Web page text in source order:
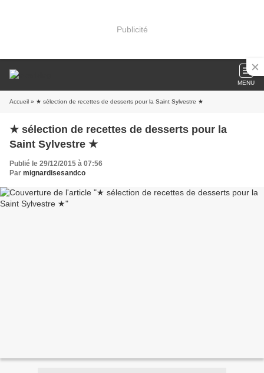
Publicité
MENU
Accueil » ★ sélection de recettes de desserts pour la Saint Sylvestre ★
★ sélection de recettes de desserts pour la
Saint Sylvestre ★
Publié le 29/12/2015 à 07:56
Par mignardisesandco